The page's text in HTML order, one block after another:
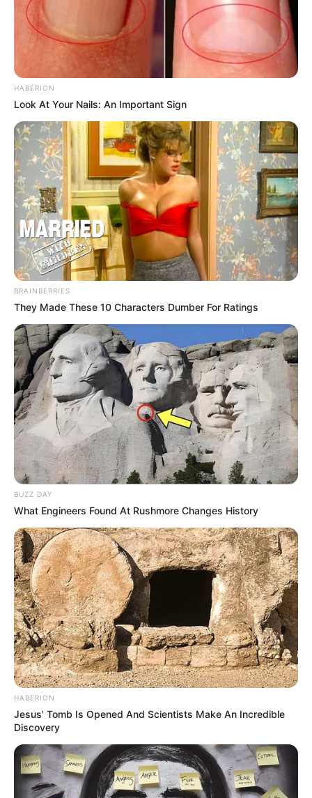
HABERION
Look At Your Nails: An Important Sign
BRAINBERRIES
They Made These 10 Characters Dumber For Ratings
BUZZ DAY
What Engineers Found At Rushmore Changes History
HABERION
Jesus' Tomb Is Opened And Scientists Make An Incredible
Discovery